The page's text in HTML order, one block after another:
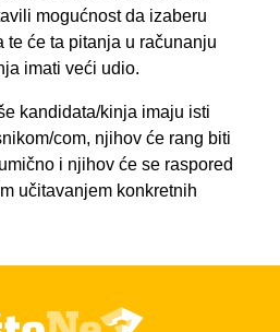
mogućnost da izaberu
te će ta pitanja u računanju
imati veći udio.
kandidata/kinja imaju isti
com, njihov će rang biti
i njihov će se raspored
učitavanjem konkretnih